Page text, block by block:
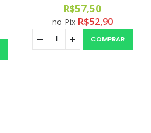
0 out of 5
R$57,50
no Pix R$52,90
COMPRAR